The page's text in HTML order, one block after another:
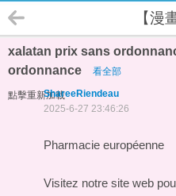
【漫
xalatan prix sans
ordonnance
看全部
點擊重新加載ShareeRiendeau
2025-6-27 23:46:26
Pharmacie européenne
Visitez notre site web